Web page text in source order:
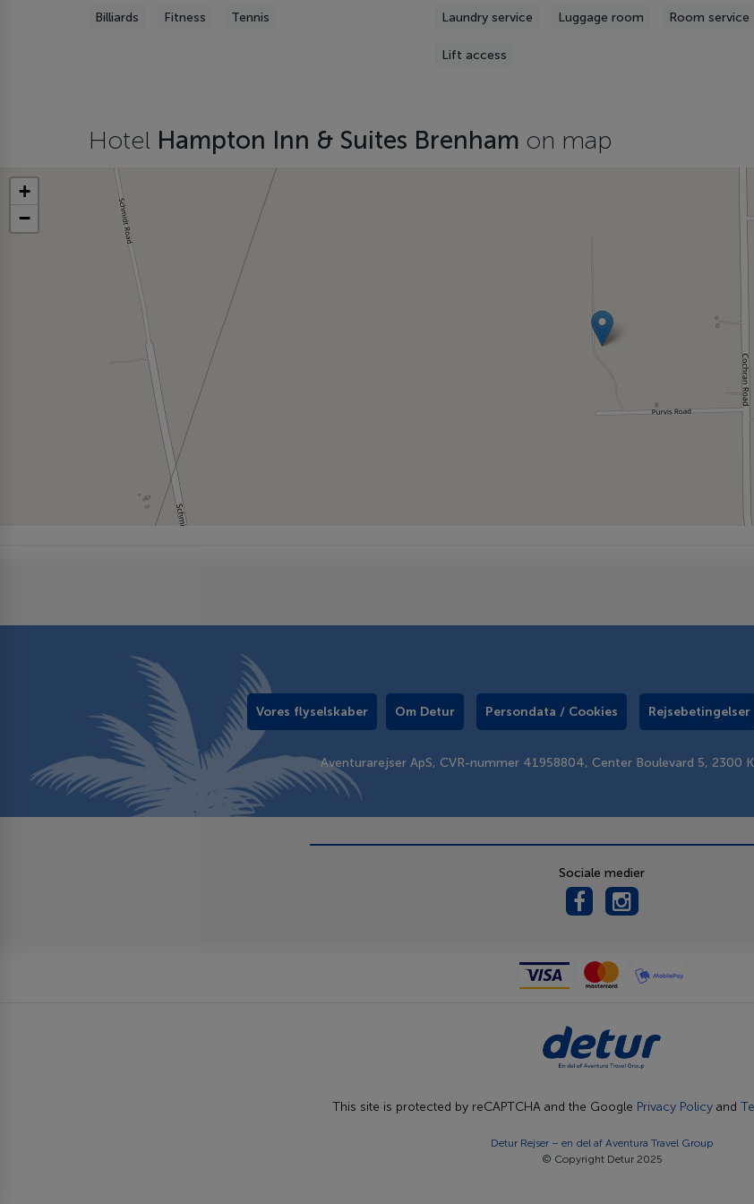
Billiards Fitness Tennis Laundry service Luggage room Room service
Lift access
Hotel Hampton Inn & Suites Brenham on map
+
−
Vores flyselskaber Om Detur Persondata / Cookies Rejsebetingelser
Aventurarejser ApS, CVR-nummer 41958804, Center Boulevard 5, 2300
Sociale medier
This site is protected by reCAPTCHA and the Google Privacy Policy and
Detur Rejser – en del af Aventura Travel Group
© Copyright Detur 2025